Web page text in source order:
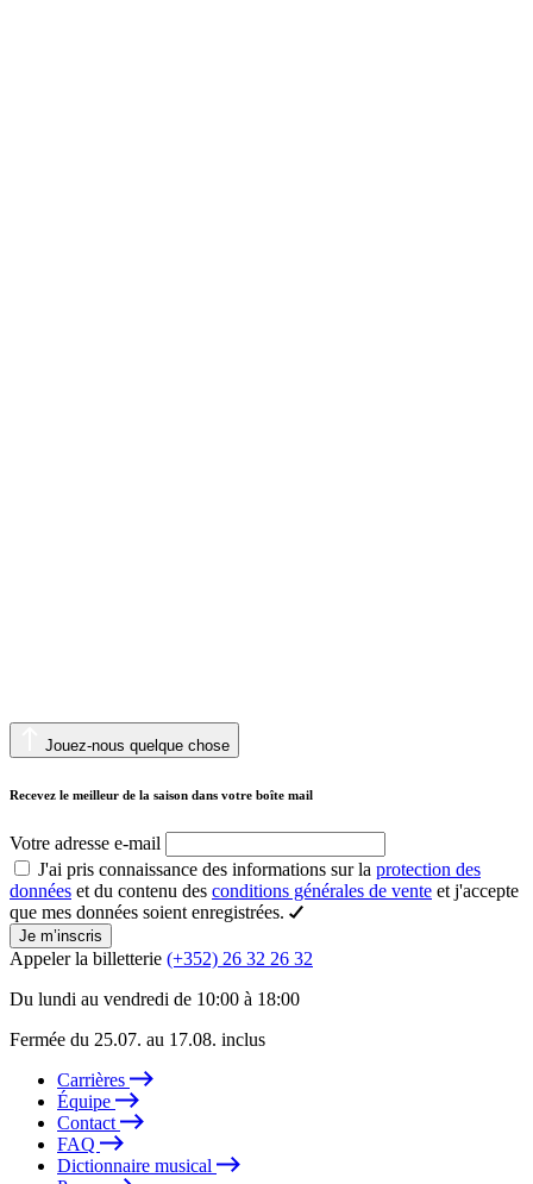
Jouez-nous quelque chose
Recevez le meilleur de la saison dans votre boîte mail
Votre adresse e-mail
J'ai pris connaissance des informations sur la protection des
données et du contenu des conditions générales de vente et j'accepte
que mes données soient enregistrées.
Je m’inscris
Appeler la billetterie (+352) 26 32 26 32
Du lundi au vendredi de 10:00 à 18:00
Fermée du 25.07. au 17.08. inclus
Carrières
Équipe
Contact
FAQ
Dictionnaire musical